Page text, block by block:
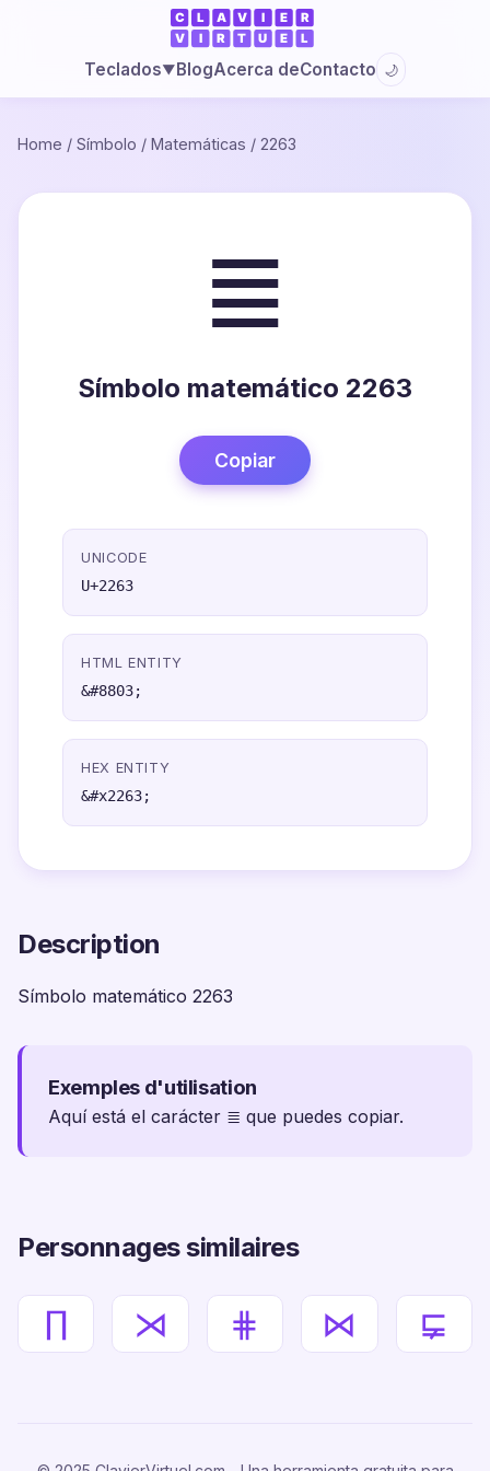
Teclados▼BlogAcerca deContacto 🌙
Home / Símbolo / Matemáticas / 2263
≣
Símbolo matemático 2263
Copiar
UNICODE
U+2263
HTML ENTITY
&#8803;
HEX ENTITY
&#x2263;
Description
Símbolo matemático 2263
Exemples d'utilisation
Aquí está el carácter ≣ que puedes copiar.
Personnages similaires
∏ ⋊ ⋕ ⋈ ⋤